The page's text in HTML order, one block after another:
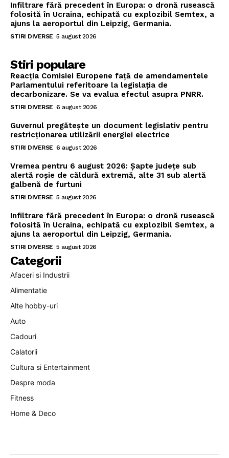
Infiltrare fără precedent în Europa: o dronă rusească
folosită în Ucraina, echipată cu explozibil Semtex, a
ajuns la aeroportul din Leipzig, Germania.
STIRI DIVERSE 5 august 2026
Stiri populare
Reacția Comisiei Europene față de amendamentele
Parlamentului referitoare la legislația de
decarbonizare. Se va evalua efectul asupra PNRR.
STIRI DIVERSE 6 august 2026
Guvernul pregătește un document legislativ pentru
restricționarea utilizării energiei electrice
STIRI DIVERSE 6 august 2026
Vremea pentru 6 august 2026: Șapte județe sub
alertă roșie de căldură extremă, alte 31 sub alertă
galbenă de furtuni
STIRI DIVERSE 5 august 2026
Infiltrare fără precedent în Europa: o dronă rusească
folosită în Ucraina, echipată cu explozibil Semtex, a
ajuns la aeroportul din Leipzig, Germania.
STIRI DIVERSE 5 august 2026
Categorii
Afaceri si Industrii
Alimentatie
Alte hobby-uri
Auto
Cadouri
Calatorii
Cultura si Entertainment
Despre moda
Fitness
Home & Deco